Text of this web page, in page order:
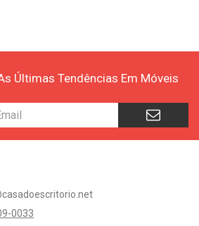
Últimas Tendências Em Móveis
0033